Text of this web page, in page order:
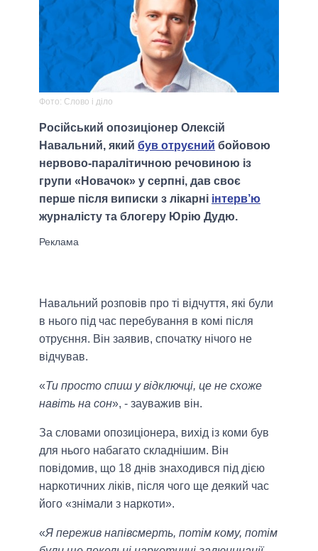
Фото: Слово і діло
Російський опозиціонер Олексій
Навальний, який був отруєний бойовою
нервово-паралітичною речовиною із
групи «Новачок» у серпні, дав своє
перше після виписки з лікарні інтерв’ю
журналісту та блогеру Юрію Дудю.
Навальний розповів про ті відчуття, які були
в нього під час перебування в комі після
отруєння. Він заявив, спочатку нічого не
відчував.
«Ти просто спиш у відключці, це не схоже
навіть на сон», - зауважив він.
За словами опозиціонера, вихід із коми був
для нього набагато складнішим. Він
повідомив, що 18 днів знаходився під дією
наркотичних ліків, після чого ще деякий час
його «знімали з наркоти».
«Я пережив напівсмерть, потім кому, потім